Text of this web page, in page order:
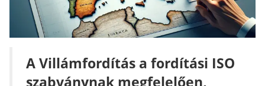
A Villámfordítás a fordítási ISO
szabványnak megfelelően,